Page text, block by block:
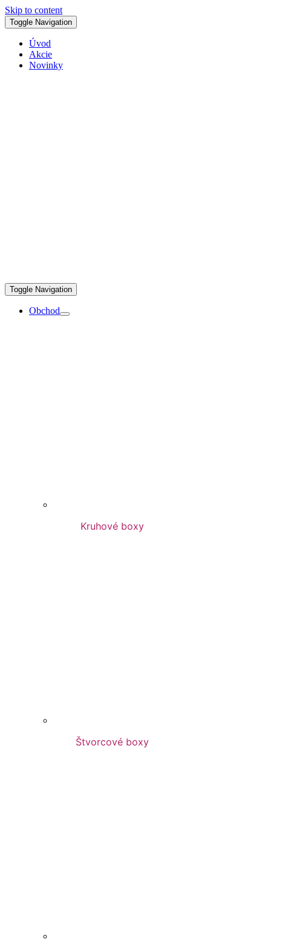
Skip to content
Toggle Navigation
Úvod
Akcie
Novinky
Toggle Navigation
Obchod
Kruhové boxy
Štvorcové boxy